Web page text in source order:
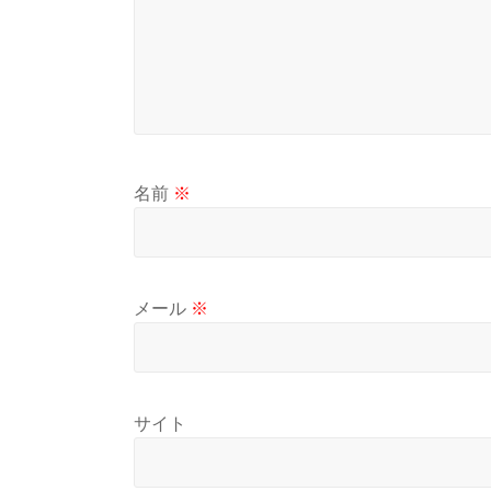
名前 ※
メール ※
サイト